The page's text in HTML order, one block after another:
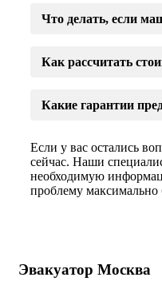
Что делать, если
Как рассчитать
Какие гарантии
Если у вас остались
сейчас. Наши
необходимую
проблему
Эвакуатор Москва